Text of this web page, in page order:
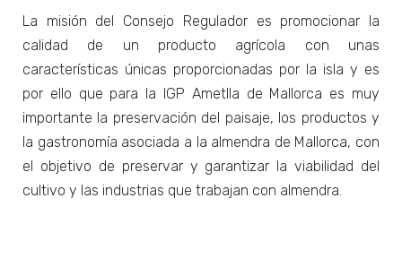
La misión del Consejo Regulador es promocionar la
calidad de un producto agrícola con unas
características únicas proporcionadas por la isla y es
por ello que para la IGP Ametlla de Mallorca es muy
importante la preservación del paisaje, los productos y
la gastronomía asociada a la almendra de Mallorca, con
el objetivo de preservar y garantizar la viabilidad del
cultivo y las industrias que trabajan con almendra.